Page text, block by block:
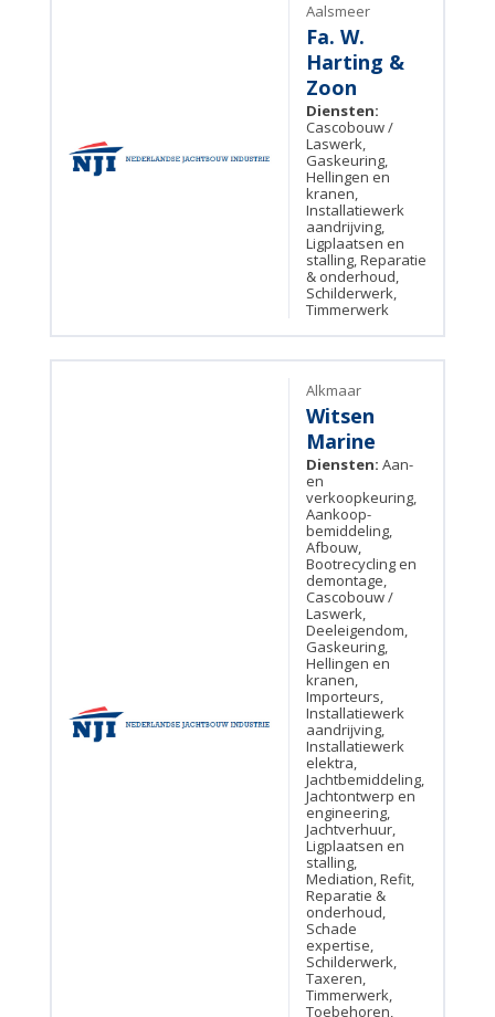
Aalsmeer
Fa. W.
Harting &
Zoon
Diensten:
Cascobouw /
Laswerk,
Gaskeuring,
Hellingen en
kranen,
Installatiewerk
aandrijving,
Ligplaatsen en
stalling, Reparatie
& onderhoud,
Schilderwerk,
Timmerwerk
Alkmaar
Witsen
Marine
Diensten: Aan-
en
verkoopkeuring,
Aankoop-
bemiddeling,
Afbouw,
Bootrecycling en
demontage,
Cascobouw /
Laswerk,
Deeleigendom,
Gaskeuring,
Hellingen en
kranen,
Importeurs,
Installatiewerk
aandrijving,
Installatiewerk
elektra,
Jachtbemiddeling,
Jachtontwerp en
engineering,
Jachtverhuur,
Ligplaatsen en
stalling,
Mediation, Refit,
Reparatie &
onderhoud,
Schade
expertise,
Schilderwerk,
Taxeren,
Timmerwerk,
Toebehoren,